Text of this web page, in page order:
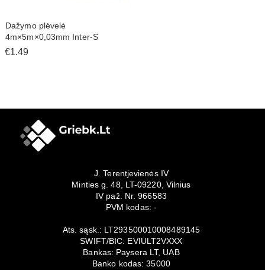
Dažymo plėvelė
4m×5m×0,03mm Inter-S
€1.49
J. Terentjevienės IV
Minties g. 48, LT-09220, Vilnius
IV paž. Nr. 966583
PVM kodas: -
Ats. sąsk.: LT293500010008489145
SWIFT/BIC: EVIULT2VXXX
Bankas: Paysera LT, UAB
Banko kodas: 35000